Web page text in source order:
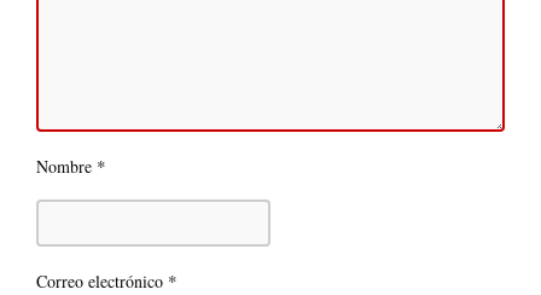
Nombre *
Correo electrónico *